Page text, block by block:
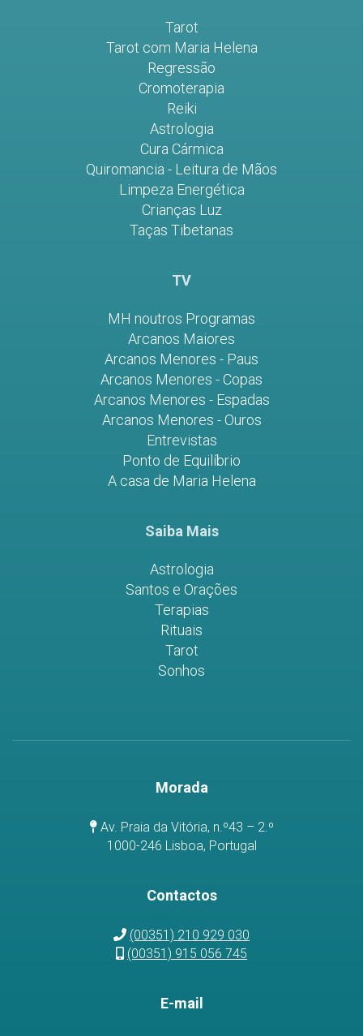
Tarot
Tarot com Maria Helena
Regressão
Cromoterapia
Reiki
Astrologia
Cura Cármica
Quiromancia - Leitura de Mãos
Limpeza Energética
Crianças Luz
Taças Tibetanas
TV
MH noutros Programas
Arcanos Maiores
Arcanos Menores - Paus
Arcanos Menores - Copas
Arcanos Menores - Espadas
Arcanos Menores - Ouros
Entrevistas
Ponto de Equilíbrio
A casa de Maria Helena
Saiba Mais
Astrologia
Santos e Orações
Terapias
Rituais
Tarot
Sonhos
Morada
Av. Praia da Vitória, n.º43 – 2.º
1000-246 Lisboa, Portugal
Contactos
(00351) 210 929 030
(00351) 915 056 745
E-mail